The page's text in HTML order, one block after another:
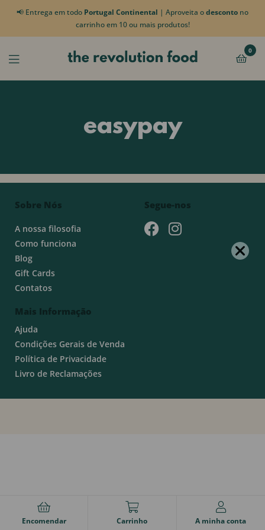
📢 Entrega em todo Portugal Continental | Aproveita odesconto no
carrinho em 10 ou mais produtos!
0
easypay
Sobre Nós
A nossa filosofia
Como funciona
Blog
Gift Cards
Contatos
Mais Informação
Ajuda
Condições Gerais de Venda
Política de Privacidade
Livro de Reclamações
Segue-nos
Encomendar Carrinho A minha conta